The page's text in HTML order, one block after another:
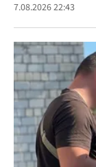
7.08.2026 22:43